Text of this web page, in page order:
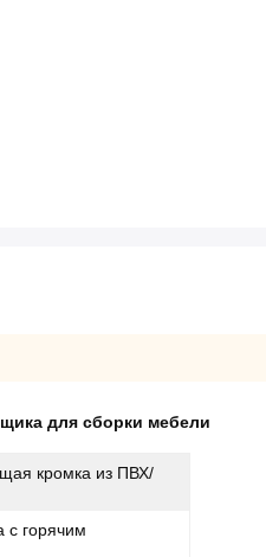
для сборки мебели
кромка из ПВХ/
с горячим